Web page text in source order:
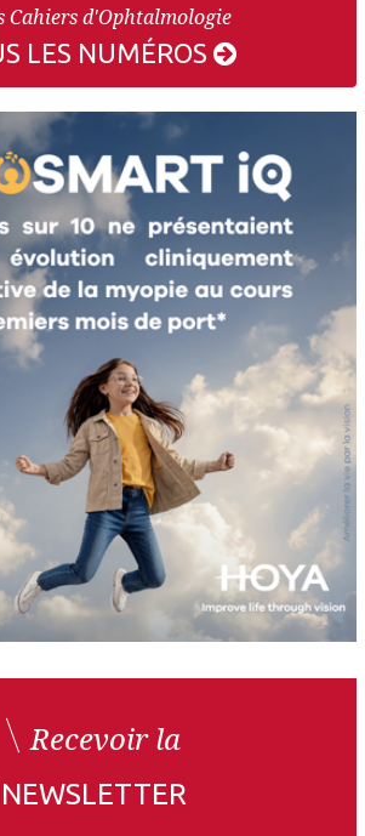
Cahiers d'Ophtalmologie
LES NUMÉROS
Recevoir la
NEWSLETTER